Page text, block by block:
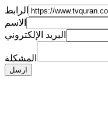
الرابط
الاسم
البريد الإلكتروني
المشكلة
ارسل